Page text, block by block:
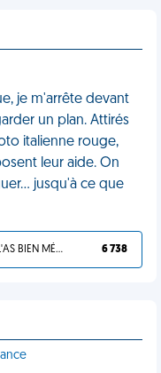
je m'arrête devant
un plan. Attirés
italienne rouge,
leur aide. On
jusqu'à ce que
TU L'AS BIEN MÉRITÉ 6 738